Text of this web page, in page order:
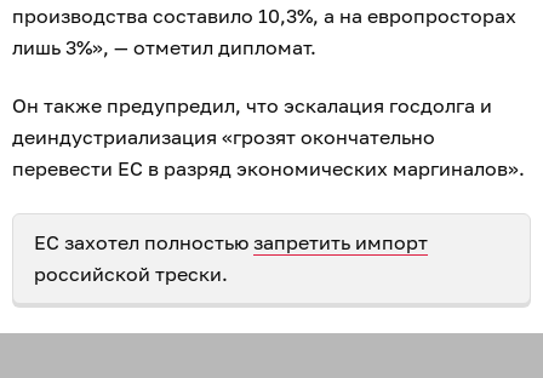
производства составило 10,3%, а на европросторах
лишь 3%», — отметил дипломат.
Он также предупредил, что эскалация госдолга и
деиндустриализация «грозят окончательно
перевести ЕС в разряд экономических маргиналов».
ЕС захотел полностью запретить импорт
российской трески.